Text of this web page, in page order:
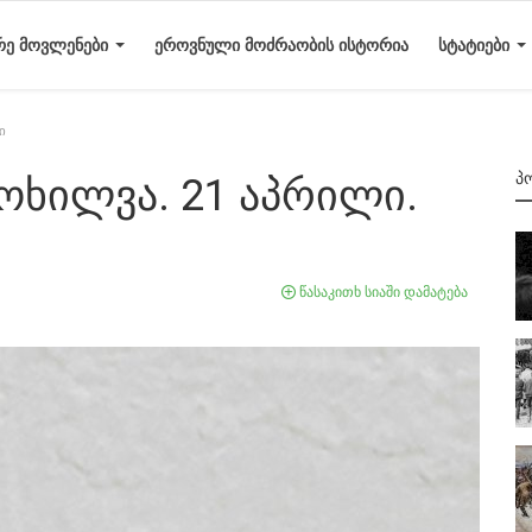
ᲛᲝᲕᲚᲔᲜᲔᲑᲘ ᲔᲠᲝᲕᲜᲣᲚᲘ ᲛᲝᲫᲠᲐᲝᲑᲘᲡ ᲘᲡᲢᲝᲠᲘᲐ ᲡᲢᲐᲢᲘᲔᲑᲘ
21 აპრილი.
წასაკითხ სიაში დამატება